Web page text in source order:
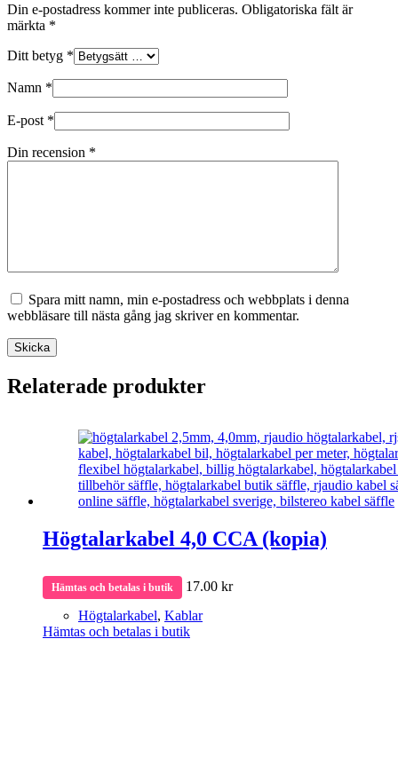
Din e-postadress kommer inte publiceras. Obligatoriska fält är
märkta *
Ditt betyg *
Namn *
E-post *
Din recension *
Spara mitt namn, min e-postadress och webbplats i denna
webbläsare till nästa gång jag skriver en kommentar.
Skicka
Relaterade produkter
Högtalarkabel 4,0 CCA (kopia)
Hämtas och betalas i butik 17.00 kr
Högtalarkabel, Kablar
Hämtas och betalas i butik